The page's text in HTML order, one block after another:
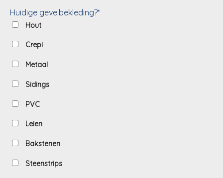
Huidige gevelbekleding?*
Hout
Crepi
Metaal
Sidings
PVC
Leien
Bakstenen
Steenstrips